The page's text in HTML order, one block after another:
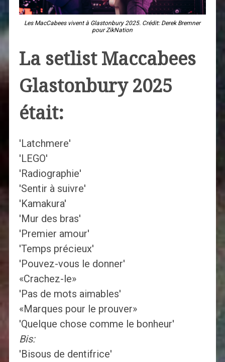
Les MacCabees vivent à Glastonbury 2025. Crédit: Derek Bremner
pour ZikNation
La setlist Maccabees
Glastonbury 2025
était:
'Latchmere'
'LEGO'
'Radiographie'
'Sentir à suivre'
'Kamakura'
'Mur des bras'
'Premier amour'
'Temps précieux'
'Pouvez-vous le donner'
«Crachez-le»
'Pas de mots aimables'
«Marques pour le prouver»
'Quelque chose comme le bonheur'
Bis:
'Bisous de dentifrice'